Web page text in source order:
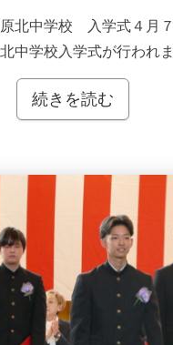
北中学校 入学式４月
中学校入学式が行われ
続きを読む